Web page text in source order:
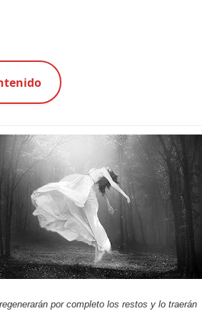
por completo los restos y lo traerán